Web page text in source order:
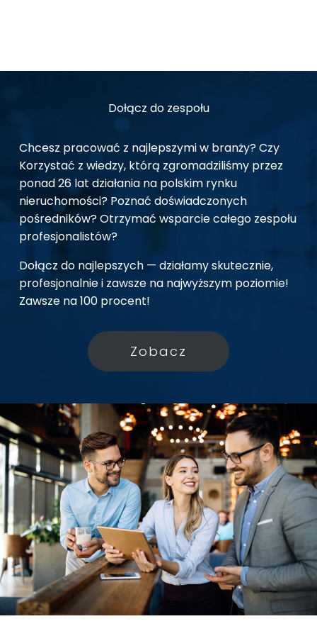
Dołącz do zespołu
Chcesz pracować z najlepszymi w branży? Czy
Korzystać z wiedzy, którą zgromadziliśmy przez
ponad 26 lat działania na polskim rynku
nieruchomości? Poznać doświadczonych
pośredników? Otrzymać wsparcie całego zespołu
profesjonalistów?
Dołącz do najlepszych — działamy skutecznie,
profesjonalnie i zawsze na najwyższym poziomie!
Zawsze na 100 procent!
Zobacz